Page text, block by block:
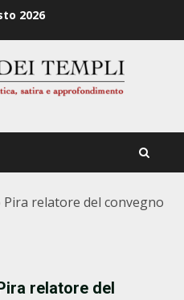
2026
Pira relatore del convegno
relatore del